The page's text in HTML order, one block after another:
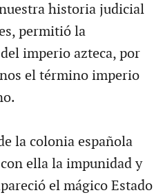
historia judicial
permitió la
imperio azteca, por
el término imperio
la colonia española
ella la impunidad y
el mágico Estado